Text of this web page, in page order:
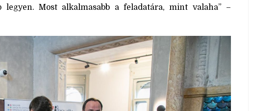
legyen. Most alkalmasabb a feladatára, mint valaha” –